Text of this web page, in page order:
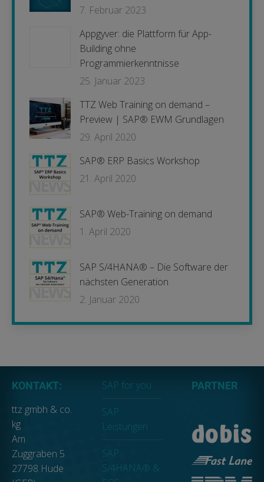
7. Februar 2023
Appgyver: die Plattform für App-
Building ohne
Programmierkenntnisse
25. Januar 2023
TTZ Web Training on demand –
Preview | SAP® EWM Grundlagen
29. April 2020
SAP® ERP Basics Workshop
21. April 2020
SAP® Web-Training on demand
1. April 2020
SAP S/4HANA® – Die Software der
nächsten Generation
2. Januar 2020
KONTAKT:
ttz gmbh & co.
kg
Am
Zuggraben 5
27798 Hude
SAP for you
SAP
Leistungen
SAP
S/4HANA® &
PARTNER